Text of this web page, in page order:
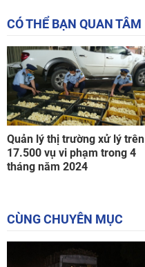
CÓ THỂ BẠN QUAN TÂM
Quản lý thị trường xử lý trên
17.500 vụ vi phạm trong 4
tháng năm 2024
CÙNG CHUYÊN MỤC